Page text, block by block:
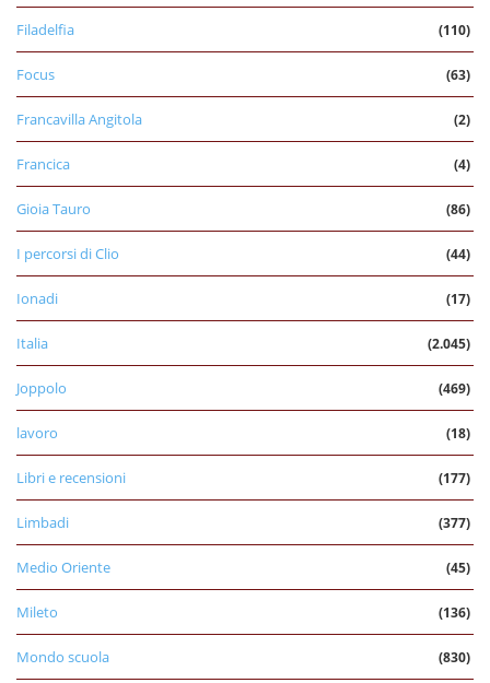
Filadelfia (110)
Focus (63)
Francavilla Angitola (2)
Francica (4)
Gioia Tauro (86)
I percorsi di Clio (44)
Ionadi (17)
Italia (2.045)
Joppolo (469)
lavoro (18)
Libri e recensioni (177)
Limbadi (377)
Medio Oriente (45)
Mileto (136)
Mondo scuola (830)